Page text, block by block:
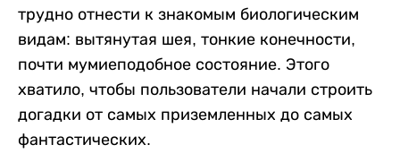
трудно отнести к знакомым биологическим
видам: вытянутая шея, тонкие конечности,
почти мумиеподобное состояние. Этого
хватило, чтобы пользователи начали строить
догадки от самых приземленных до самых
фантастических.